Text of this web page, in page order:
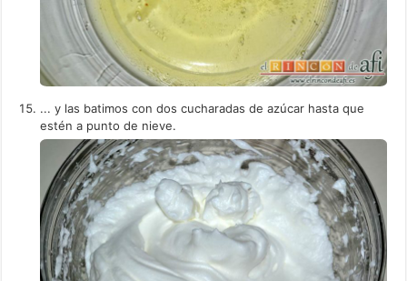
... y las batimos con dos cucharadas de azúcar hasta que
estén a punto de nieve.